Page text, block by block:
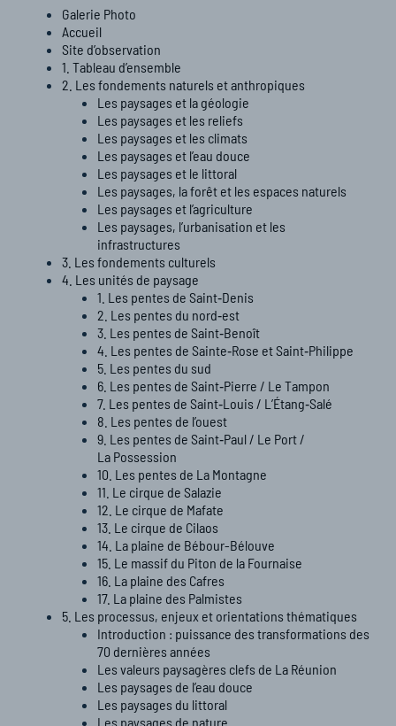
Galerie Photo
Accueil
Site d’observation
1. Tableau d’ensemble
2. Les fondements naturels et anthropiques
Les paysages et la géologie ​
Les paysages et les reliefs​
Les paysages et les climats​
Les paysages et l’eau douce​
Les paysages et le littoral​
Les paysages, la forêt et les espaces naturels​
Les paysages et l’agriculture​
Les paysages, l’urbanisation et les
infrastructures​
3. Les fondements culturels
4. Les unités de paysage
1. Les pentes de Saint‑Denis
2. Les pentes du nord‑est
3. Les pentes de Saint‑Benoît
4. Les pentes de Sainte‑Rose et Saint‑Philippe
5. Les pentes du sud
6. Les pentes de Saint‑Pierre / Le Tampon
7. Les pentes de Saint‑Louis / L’Étang‑Salé
8. Les pentes de l’ouest
9. Les pentes de Saint‑Paul / Le Port /
La Possession
10. Les pentes de La Montagne
11. Le cirque de Salazie
12. Le cirque de Mafate
13. Le cirque de Cilaos
14. La plaine de Bébour-Bélouve
15. Le massif du Piton de la Fournaise
16. La plaine des Cafres
17. La plaine des Palmistes
5. Les processus, enjeux et orientations thématiques
Introduction : puissance des transformations des
70 dernières années
Les valeurs paysagères clefs de La Réunion​
Les paysages de l’eau douce
Les paysages du littoral
Les paysages de nature